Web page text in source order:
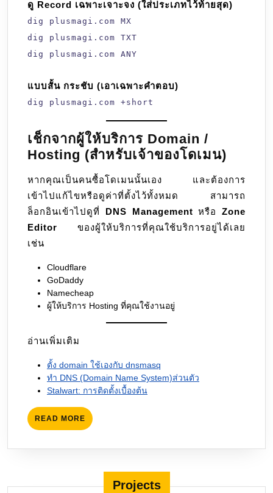
ดู Record เฉพาะเจาะจง (ใส่ประเภทไว้ท้ายสุด)
dig plusmagi.com MX
dig plusmagi.com TXT
dig plusmagi.com ANY
แบบสั้น กระชับ (เอาเฉพาะคำตอบ)
dig plusmagi.com +short
เช็กจากผู้ให้บริการ Domain /
Hosting (สำหรับเจ้าของโดเมน)
หากคุณเป็นคนซื้อโดเมนนั้นเอง และต้องการ
เข้าไปแก้ไขหรือดูค่าที่ตั้งไว้ทั้งหมด สามารถ
ล็อกอินเข้าไปดูที่ DNS Management หรือ Zone
Editor ของผู้ให้บริการที่คุณใช้บริการอยู่ได้เลย
เช่น
Cloudflare
GoDaddy
Namecheap
ผู้ให้บริการ Hosting ที่คุณใช้งานอยู่
อ่านเพิ่มเติม
ตั้ง domain ใช้เองกับ dnsmasq
ทำ DNS (Domain Name System)ส่วนตัว
Stalwart: การติดตั้งเบื้องต้น
READ MORE READ
MORE
Projects